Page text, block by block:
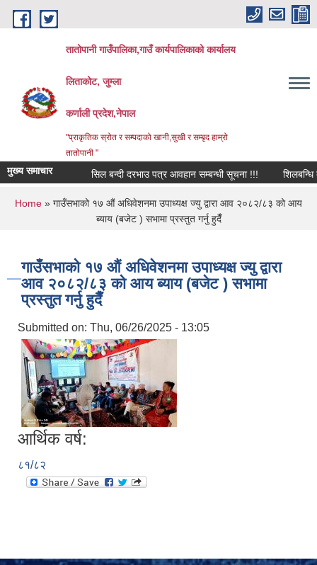
Skip to main content
तातोपानी गाउँपालिका,गाउँ कार्यपालिकाको कार्यालय
लिताकोट, जुम्ला
कर्णाली प्रदेश,नेपाल
"प्राकृतिक स्रोत र सम्पदाको खानी,सुखी र सम्बृद हाम्रो
तातोपानी "
मुख्य समाचार सिल बन्दी दरभाउ पत्र आवहान सम्बन्धी सूचना !!! शिलबन्धि
You are here
Home » गाउँसभाको १७ औं अधिवेशनमा उपाध्यक्ष ज्यु द्वारा आव २०८२/८३ को आय
ब्याय (बजेट ) सभामा प्रस्तुत गर्नु हुदैँ
गाउँसभाको १७ औं अधिवेशनमा उपाध्यक्ष ज्यु द्वारा
आव २०८२/८३ को आय ब्याय (बजेट ) सभामा
प्रस्तुत गर्नु हुदैँ
Submitted on: Thu, 06/26/2025 - 13:05
आर्थिक वर्ष:
८१/८२